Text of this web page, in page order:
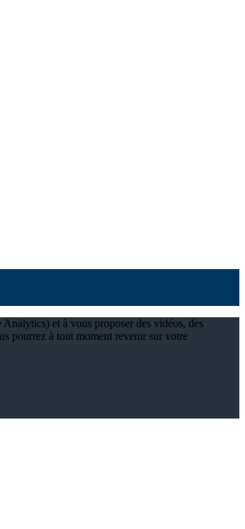
et à vous proposer des vidéos, des
pourrez à tout moment revenir sur votre